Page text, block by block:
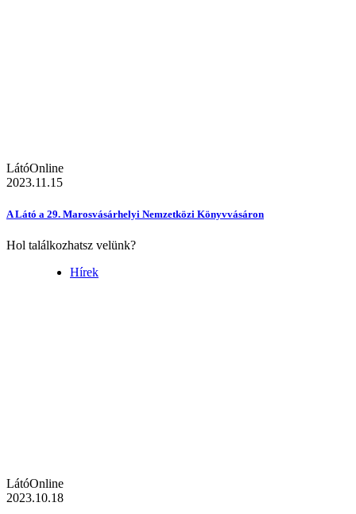
LátóOnline
2023.11.15
A Látó a 29. Marosvásárhelyi Nemzetközi Könyvvásáron
Hol találkozhatsz velünk?
Hírek
LátóOnline
2023.10.18